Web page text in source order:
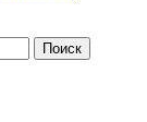
Поиск